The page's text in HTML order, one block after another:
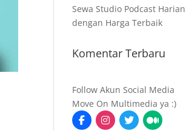
Sewa Studio Podcast Harian
dengan Harga Terbaik
Komentar Terbaru
Follow Akun Social Media
Move On Multimedia ya :)